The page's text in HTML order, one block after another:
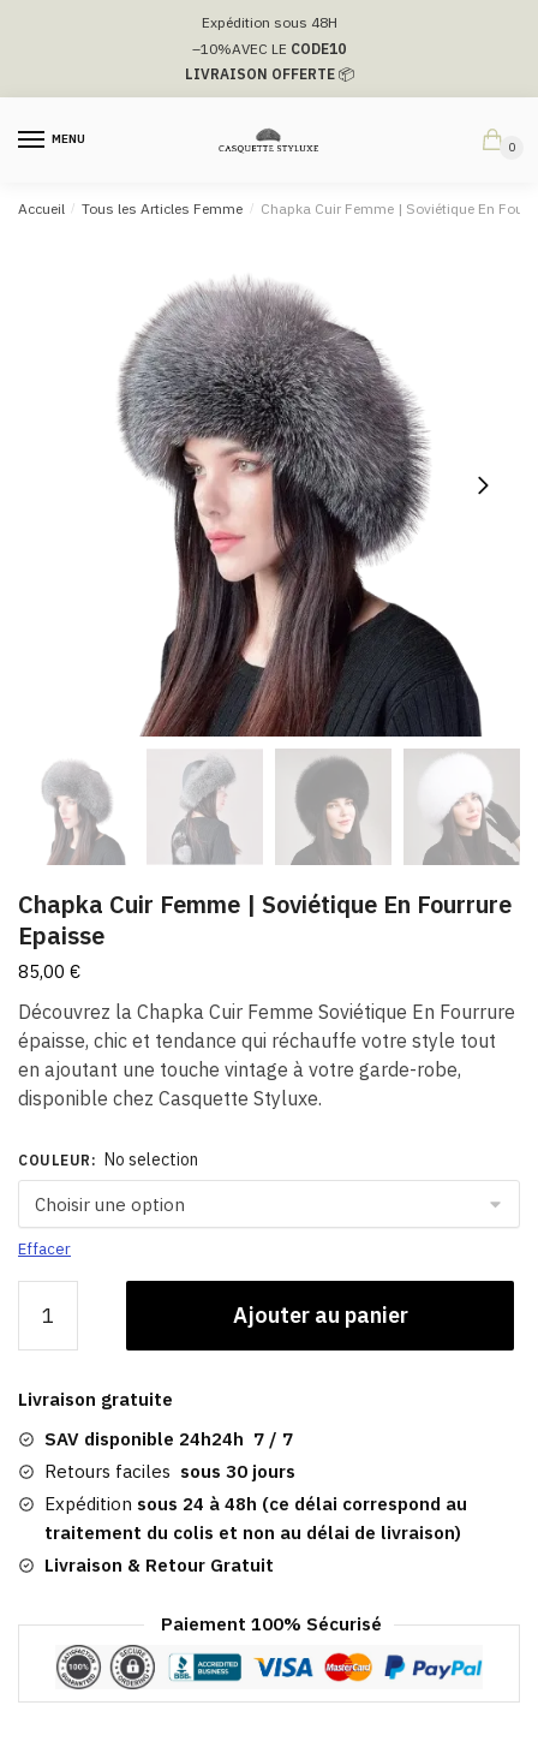
navigation
Expédition sous 48H
–10%AVEC LE CODE10
LIVRAISON OFFERTE📦
MENU
0
Accueil / Tous les Articles Femme / Chapka Cuir Femme | Soviétique En
Chapka Cuir Femme | Soviétique En Fourrure
Epaisse
85,00 €
Découvrez la Chapka Cuir Femme Soviétique En Fourrure
épaisse, chic et tendance qui réchauffe votre style tout
en ajoutant une touche vintage à votre garde-robe,
disponible chez Casquette Styluxe.
COULEUR : No selection
Effacer
Chapka
Femme
|
Soviétique
En
Fourrure
Epaisse
Ajouter au panier
Livraison gratuite
SAV disponible 24h24h 7 / 7
Retours faciles sous 30 jours
Expédition sous 24 à 48h (ce délai correspond au
traitement du colis et non au délai de livraison)
Livraison & Retour Gratuit
Paiement 100% Sécurisé